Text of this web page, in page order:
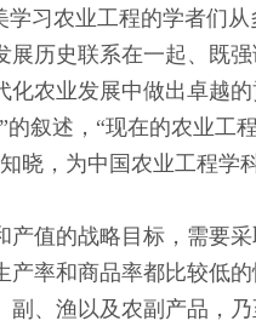
习农业工程的学者们
历史联系在一起、既
农业发展中做出卓越
叙述，“现在的农业工
晓，为中国农业工程学
值的战略目标，需要
率和商品率都比较低
、渔以及农副产品，